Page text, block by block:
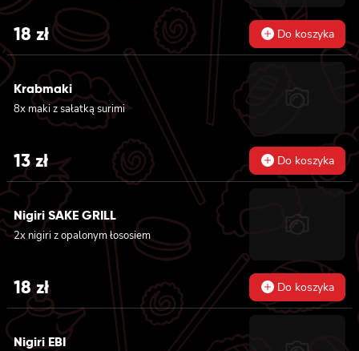
18 zł Do koszyka
Krabmaki
8x maki z sałatką surimi
13zł Do koszyka
Nigiri SAKE GRILL
2x nigiri z opalonym łososiem
18zł Do koszyka
Nigiri EBI